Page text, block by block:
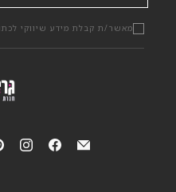
מאשר/ת קבלת מידע שיווקי
מצאי
מצאי